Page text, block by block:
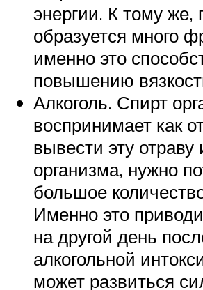
энергии. К тому же,
образуется много
именно это
повышению
Алкоголь. Спирт
воспринимает как
вывести эту отраву
организма, нужно
большое
Именно это
на другой день
алкогольной
может развиться